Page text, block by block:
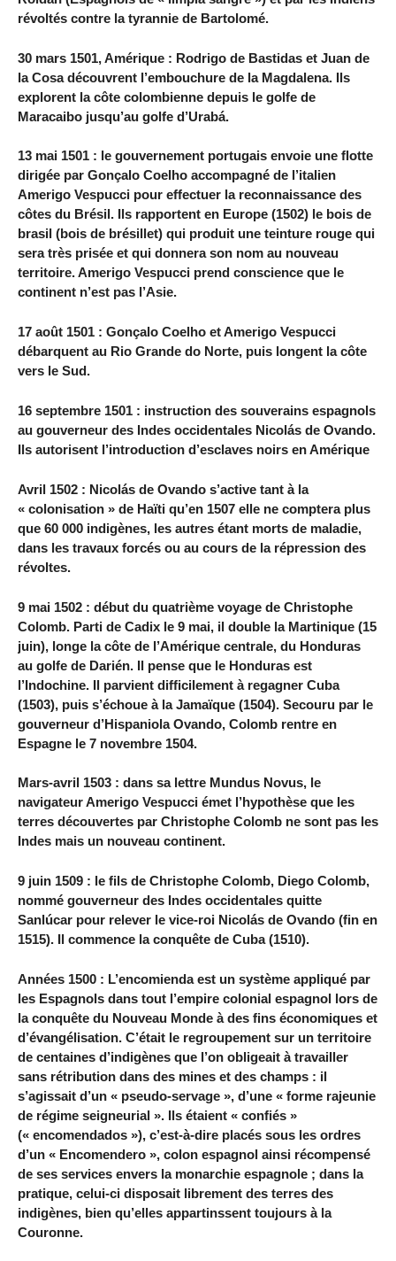
révoltés contre la tyrannie de Bartolomé.
30 mars 1501, Amérique : Rodrigo de Bastidas et Juan de
la Cosa découvrent l’embouchure de la Magdalena. Ils
explorent la côte colombienne depuis le golfe de
Maracaibo jusqu’au golfe d’Urabá.
13 mai 1501 : le gouvernement portugais envoie une flotte
dirigée par Gonçalo Coelho accompagné de l’italien
Amerigo Vespucci pour effectuer la reconnaissance des
côtes du Brésil. Ils rapportent en Europe (1502) le bois de
brasil (bois de brésillet) qui produit une teinture rouge qui
sera très prisée et qui donnera son nom au nouveau
territoire. Amerigo Vespucci prend conscience que le
continent n’est pas l’Asie.
17 août 1501 : Gonçalo Coelho et Amerigo Vespucci
débarquent au Rio Grande do Norte, puis longent la côte
vers le Sud.
16 septembre 1501 : instruction des souverains espagnols
au gouverneur des Indes occidentales Nicolás de Ovando.
Ils autorisent l’introduction d’esclaves noirs en Amérique
Avril 1502 : Nicolás de Ovando s’active tant à la
« colonisation » de Haïti qu’en 1507 elle ne comptera plus
que 60 000 indigènes, les autres étant morts de maladie,
dans les travaux forcés ou au cours de la répression des
révoltes.
9 mai 1502 : début du quatrième voyage de Christophe
Colomb. Parti de Cadix le 9 mai, il double la Martinique (15
juin), longe la côte de l’Amérique centrale, du Honduras
au golfe de Darién. Il pense que le Honduras est
l’Indochine. Il parvient difficilement à regagner Cuba
(1503), puis s’échoue à la Jamaïque (1504). Secouru par le
gouverneur d’Hispaniola Ovando, Colomb rentre en
Espagne le 7 novembre 1504.
Mars-avril 1503 : dans sa lettre Mundus Novus, le
navigateur Amerigo Vespucci émet l’hypothèse que les
terres découvertes par Christophe Colomb ne sont pas les
Indes mais un nouveau continent.
9 juin 1509 : le fils de Christophe Colomb, Diego Colomb,
nommé gouverneur des Indes occidentales quitte
Sanlúcar pour relever le vice-roi Nicolás de Ovando (fin en
1515). Il commence la conquête de Cuba (1510).
Années 1500 : L’encomienda est un système appliqué par
les Espagnols dans tout l’empire colonial espagnol lors de
la conquête du Nouveau Monde à des fins économiques et
d’évangélisation. C’était le regroupement sur un territoire
de centaines d’indigènes que l’on obligeait à travailler
sans rétribution dans des mines et des champs : il
s’agissait d’un « pseudo-servage », d’une « forme rajeunie
de régime seigneurial ». Ils étaient « confiés »
(« encomendados »), c’est-à-dire placés sous les ordres
d’un « Encomendero », colon espagnol ainsi récompensé
de ses services envers la monarchie espagnole ; dans la
pratique, celui-ci disposait librement des terres des
indigènes, bien qu’elles appartinssent toujours à la
Couronne.